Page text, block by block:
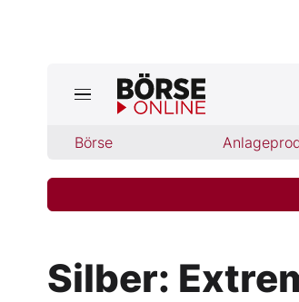
Börse
Jetzt aktuelle Ausgabe
Finanz-Check
Silber: